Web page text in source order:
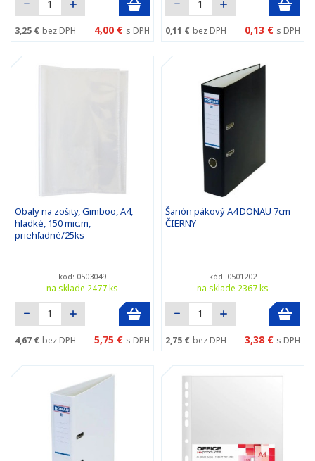
3,25 € bez DPH 4,00 € s DPH 0,11 € bez DPH 0,13 € s DPH
Obaly na zošity, Gimboo, A4,
hladké, 150 mic.m,
priehľadné/25ks
kód: 0503049
na sklade 2477 ks
4,67 € bez DPH 5,75 € s DPH
Šanón pákový A4 DONAU 7cm
ČIERNY
kód: 0501202
na sklade 2367 ks
2,75 € bez DPH 3,38 € s DPH